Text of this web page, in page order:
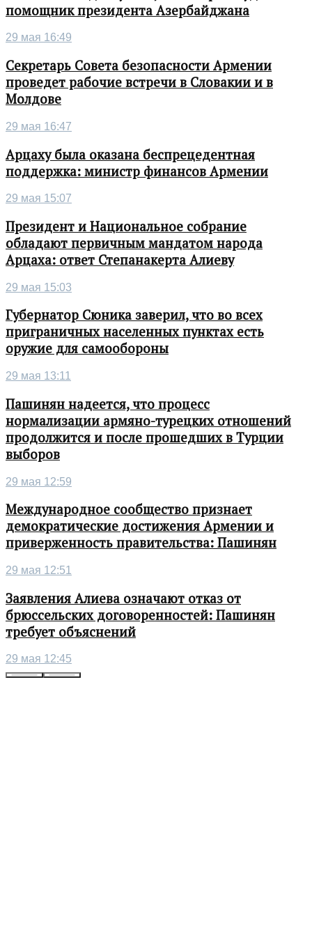
помощник президента Азербайджана
29 мая 16:49
Секретарь Совета безопасности Армении
проведет рабочие встречи в Словакии и в
Молдове
29 мая 16:47
Арцаху была оказана беспрецедентная
поддержка: министр финансов Армении
29 мая 15:07
Президент и Национальное собрание
обладают первичным мандатом народа
Арцаха: ответ Степанакерта Алиеву
29 мая 15:03
Губернатор Сюника заверил, что во всех
приграничных населенных пунктах есть
оружие для самообороны
29 мая 13:11
Пашинян надеется, что процесс
нормализации армяно-турецких отношений
продолжится и после прошедших в Турции
выборов
29 мая 12:59
Международное сообщество признает
демократические достижения Армении и
приверженность правительства: Пашинян
29 мая 12:51
Заявления Алиева означают отказ от
брюссельских договоренностей: Пашинян
требует объяснений
29 мая 12:45